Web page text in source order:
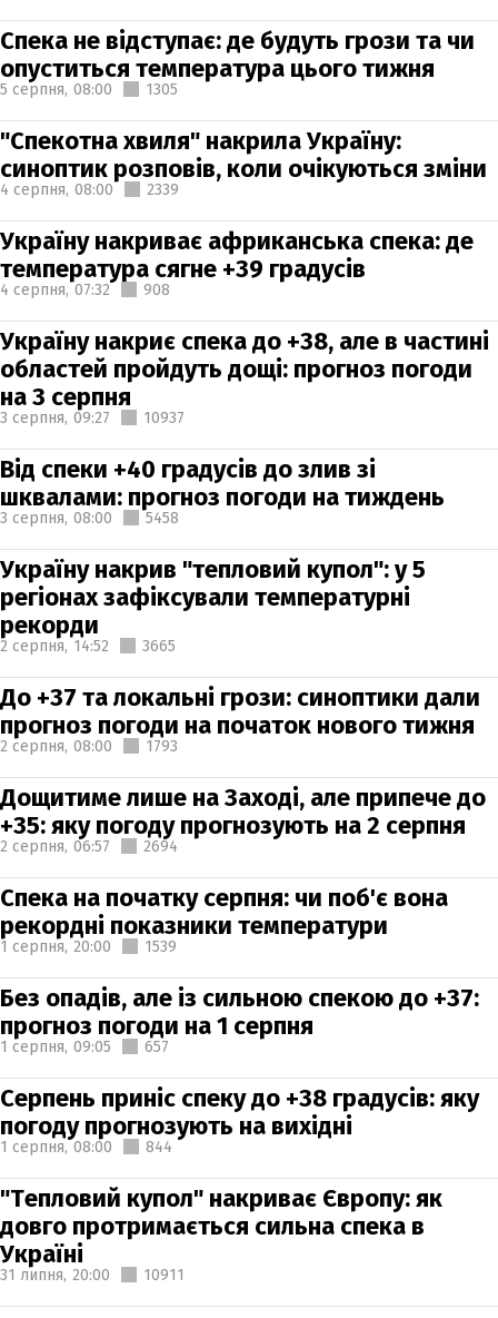
Спека не відступає: де будуть грози та чи
опуститься температура цього тижня
5 серпня, 08:00 1305
"Спекотна хвиля" накрила Україну:
синоптик розповів, коли очікуються зміни
4 серпня, 08:00 2339
Україну накриває африканська спека: де
температура сягне +39 градусів
4 серпня, 07:32 908
Україну накриє спека до +38, але в частині
областей пройдуть дощі: прогноз погоди
на 3 серпня
3 серпня, 09:27 10937
Від спеки +40 градусів до злив зі
шквалами: прогноз погоди на тиждень
3 серпня, 08:00 5458
Україну накрив "тепловий купол": у 5
регіонах зафіксували температурні
рекорди
2 серпня, 14:52 3665
До +37 та локальні грози: синоптики дали
прогноз погоди на початок нового тижня
2 серпня, 08:00 1793
Дощитиме лише на Заході, але припече до
+35: яку погоду прогнозують на 2 серпня
2 серпня, 06:57 2694
Спека на початку серпня: чи поб'є вона
рекордні показники температури
1 серпня, 20:00 1539
Без опадів, але із сильною спекою до +37:
прогноз погоди на 1 серпня
1 серпня, 09:05 657
Серпень приніс спеку до +38 градусів: яку
погоду прогнозують на вихідні
1 серпня, 08:00 844
"Тепловий купол" накриває Європу: як
довго протримається сильна спека в
Україні
31 липня, 20:00 10911